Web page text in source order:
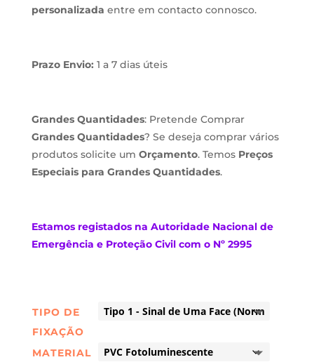
personalizada entre em contacto connosco.
Prazo Envio: 1 a 7 dias úteis
Grandes Quantidades: Pretende Comprar
Grandes Quantidades? Se deseja comprar vários
produtos solicite um Orçamento. Temos Preços
Especiais para Grandes Quantidades.
Estamosregistados na Autoridade Nacional de
Emergência e Proteção Civil com o Nº 2995
TIPO DE
FIXAÇÃO
MATERIAL